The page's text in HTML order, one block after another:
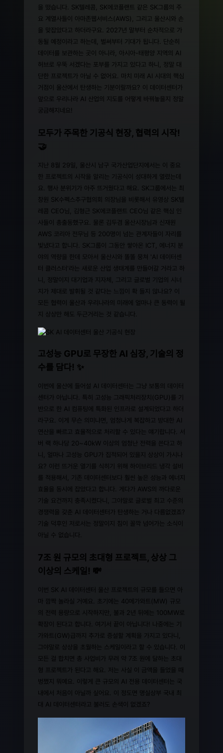
을 떴습니다. SK텔레콤, SK에코플랜트 같은 SK그룹의 주
요 계열사들이 아마존웹서비스(AWS), 그리고 울산시와 손
을 맞잡았다고 하더라구요. 2027년 말부터 순차적으로 가
동될 예정이라고 하는데, 벌써부터 기대가 됩니다. 단순히
데이터를 보관하는 곳이 아니라, 아시아-태평양 지역의 AI
허브로 우뚝 서겠다는 포부를 가지고 있다고 하니, 정말 대
단한 프로젝트가 아닐 수 없어요. 마치 미래 AI 시대의 핵심
거점이 울산에서 탄생하는 기분이랄까요? 이 데이터센터가
앞으로 우리나라 AI 산업의 지도를 어떻게 바꿔놓을지 정말
궁금해지네요!
모두가 주목한 기공식 현장, 협력의 시작!
🤝
지난 8월 29일, 울산시 남구 국가산업단지에서는 이 중요
한 프로젝트의 시작을 알리는 기공식이 성대하게 열렸는데
요. 행사 분위기가 아주 뜨거웠다고 해요. SK그룹에서는 최
창원 SK수펙스추구협의회 의장님을 비롯해서 유영상 SK텔
레콤 CEO님, 김형근 SK에코플랜트 CEO님 같은 핵심 인
사들이 총출동했구요. 물론 김두겸 울산시장님과 신재원
AWS 코리아 전무님 등 200명이 넘는 관계자들이 자리를
빛냈다고 합니다. SK그룹이 그동안 쌓아온 ICT, 에너지 분
야의 역량을 한데 모아서 울산시와 똘똘 뭉쳐 'AI 데이터센
터 클러스터'라는 새로운 산업 생태계를 만들어갈 거라고 하
니, 정말이지 대기업과 지자체, 그리고 글로벌 기업의 시너
지가 제대로 발휘될 것 같다는 느낌이 확 들지 않나요? 이
모든 협력이 울산과 우리나라의 미래에 얼마나 큰 동력이 될
지 상상만 해도 두근거리는 것 같습니다.
고성능 GPU로 무장한 AI 심장, 기술의 정
수를 담다! ✨
이번에 울산에 들어설 AI 데이터센터는 그냥 보통의 데이터
센터가 아닙니다. 특히 고성능 그래픽처리장치(GPU)를 기
반으로 한 AI 컴퓨팅에 특화된 인프라로 설계되었다고 하더
라구요. 이게 무슨 의미냐면, 엄청나게 복잡하고 방대한 AI
연산을 빠르고 효율적으로 처리할 수 있다는 얘기랍니다. 서
버 랙 하나당 20~40kW 이상의 엄청난 전력을 쓴다고 하
니, 얼마나 고성능 GPU가 집적되어 있을지 상상이 가시나
요? 이런 뜨거운 열기를 식히기 위해 하이브리드 냉각 설비
를 적용해서, 기존 데이터센터보다 훨씬 높은 성능과 에너지
효율을 동시에 잡았다고 합니다. 게다가 AWS의 까다로운
기술 요건까지 충족시켰다니, 그야말로 글로벌 최고 수준의
경쟁력을 갖춘 AI 데이터센터가 탄생하는 거나 다름없겠죠?
기술 덕후인 저로서는 정말이지 침이 꼴깍 넘어가는 소식이
아닐 수 없습니다.
7조 원 규모의 초대형 프로젝트, 상상 그
이상의 스케일! 💸
이번 SK AI 데이터센터 울산 프로젝트의 규모를 들으면 아
마 깜짝 놀라실 거예요. 초기에는 40메가와트(MW) 규모
의 전력 용량으로 시작하지만, 불과 2년 뒤에는 100MW로
확장이 된다고 합니다. 여기서 끝이 아닙니다! 나중에는 기
가와트(GW)급까지 추가로 증설할 계획을 가지고 있다니,
그야말로 상상을 초월하는 스케일이라고 할 수 있습니다. 이
모든 걸 합치면 총 사업비가 무려 약 7조 원에 달하는 초대
형 프로젝트가 된다고 해요. 저는 사실 이 금액을 들었을 때
벙쪘지 뭐예요. 이렇게 큰 규모의 AI 전용 데이터센터는 국
내에서 처음이 아닐까 싶어요. 이 정도면 명실상부 국내 최
대 AI 데이터센터라고 불러도 손색이 없겠죠?